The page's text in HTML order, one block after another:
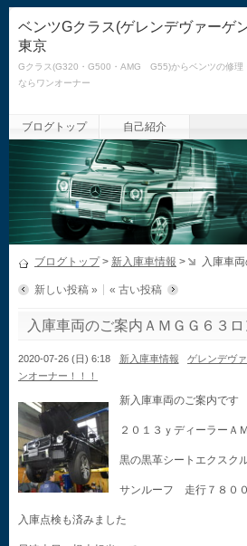
ベンツGクラス(ゲレンデヴァーゲ
東京
Gクラス(G320・G500・AMG G55)からベンツの修理
ならワンオーナー
ブログトップ 自己紹介
ブログトップ> 新入庫車情報 > 入庫車
新しい投稿 » « 古い投稿
入庫車両のご案内ＡＭＧＧ６３
2020-07-26 (日) 6:18 新入庫車情報
ゲレンデヴ
ンオーナー！！！
新入庫車両のご案内です
２０１３ｙディーラーＡ
黒の黒革シートエクスク
サンルーフ 走行７８０
入庫点検も済みました